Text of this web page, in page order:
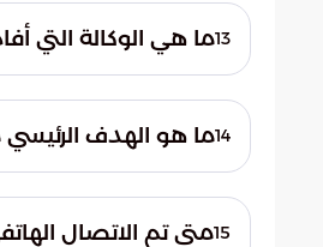
المنطقة. 13ما هي الوكالة التي
14ما هو الهدف الرئيسي
15متى تم الاتصال